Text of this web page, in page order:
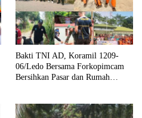
Bakti TNI AD, Koramil 1209-
06/Ledo Bersama Forkopimcam
Bersihkan Pasar dan Rumah